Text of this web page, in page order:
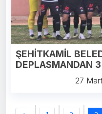
ŞEHİTKAMİL
DEPLASMANDAN
27